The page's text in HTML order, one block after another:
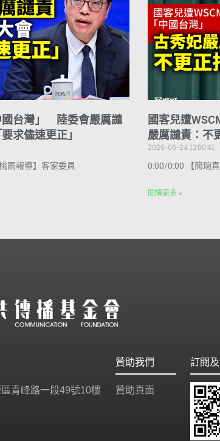
國台灣」 陸委會嚴厲譴
求儘速更正」
園報導】客家委員
國客兒遭
嚴厲譴責：不
2026-06-24 13:00:41
0:00/0:00 【簡琬
閱讀更多 »
青峰路一段49號10樓
贊助我們
贊助頁面
訂閱